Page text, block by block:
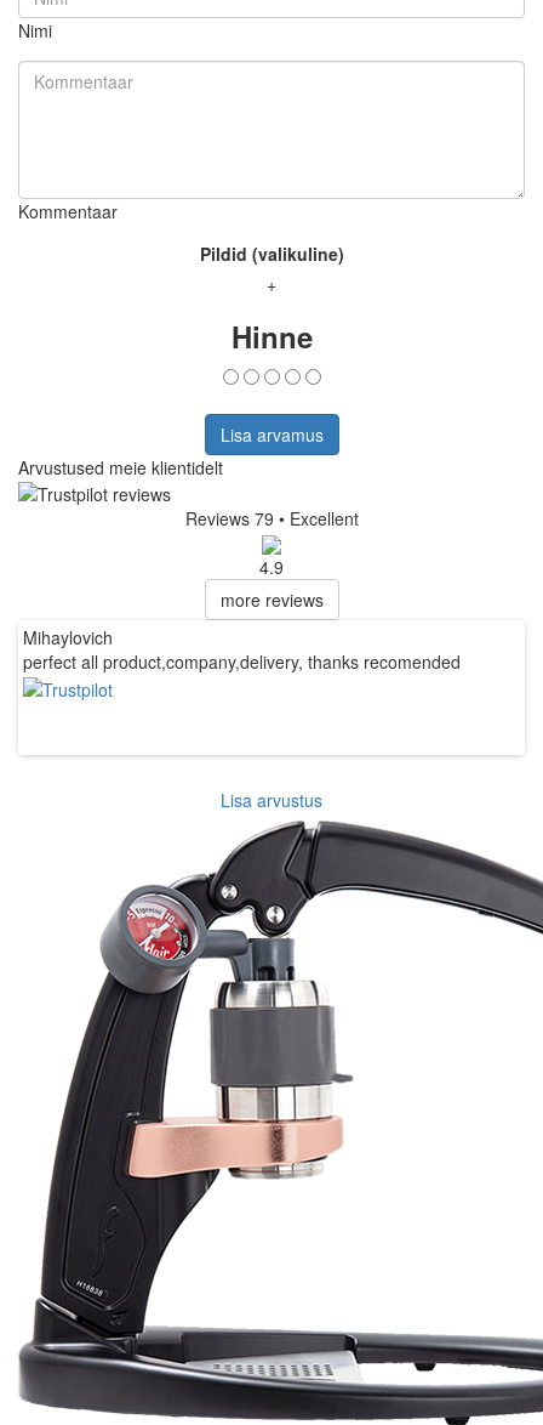
Nimi
Kommentaar
Pildid (valikuline)
+
Hinne
Lisa arvamus
Arvustused meie klientidelt
Reviews 79 • Excellent
4.9
more reviews
Mihaylovich
perfect all product,company,delivery, thanks recomended
Lisa arvustus